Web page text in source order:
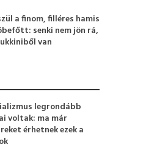
a finom, filléres hamis
senki nem jön rá,
van
legrondább
voltak: ma már
érhetnek ezek a